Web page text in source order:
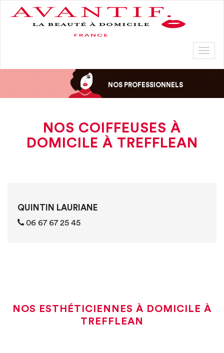
NOS PROFESSIONNELS
NOS COIFFEUSES À
DOMICILE À TREFFLEAN
QUINTIN LAURIANE
06 67 67 25 45
NOS ESTHÉTICIENNES À DOMICILE À
TREFFLEAN